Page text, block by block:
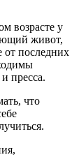
возрасте у
живот,
от последних
пресса.
что